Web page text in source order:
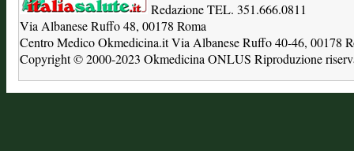
Redazione TEL. 351.666.0811
Via Albanese Ruffo 48, 00178 Roma
Centro Medico Okmedicina.it Via Albanese Ruffo 40-46, 00178
Copyright © 2000-2023 Okmedicina ONLUS Riproduzione